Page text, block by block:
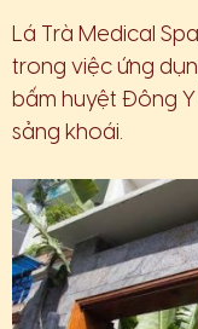
Lá Trà Medical
trong việc ứng
bấm huyệt Đông
sảng khoái.